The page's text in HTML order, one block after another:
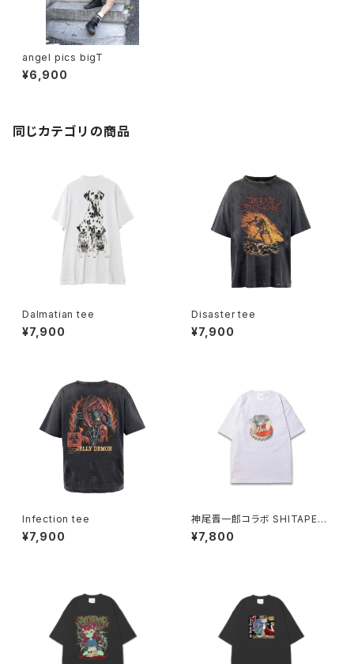
angel pics bigT
¥6,900
同じカテゴリの商品
Dalmatian tee
¥7,900
Disaster tee
¥7,900
Infection tee
¥7,900
神尾晋一郎コラボ SHITAPER
¥7,800